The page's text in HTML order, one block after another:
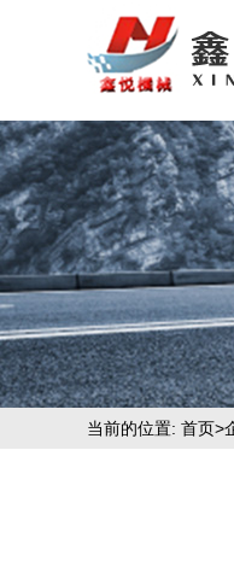
当前的位置: 首页>